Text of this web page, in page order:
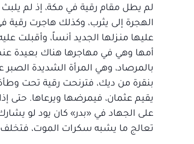
لم يطل مقام رقية في مكة، إذ لم
الهجرة إلى يثرب، وكذلك هاجرت
عليها منـزلها الجديد أنساً، وأقبلت
أمها وهي في مهاجرها هناك بعيدة
بالمرصاد، وهي المرأة الشديدة
بنقرة من ديك، فترنحت رقية تحت
يقيم عثمان، فيمرضها ويرعاها.
على الجهاد في «بدر» كان يود لو
تعالج ما يشبه سكرات الموت،